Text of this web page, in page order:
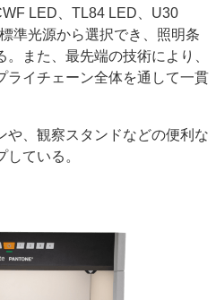
LED、TL84 LED、U30
準光源から選択でき、照明条
また、最先端の技術により、
ライチェーン全体を通して一貫
や、観察スタンドなどの便利な
ている。